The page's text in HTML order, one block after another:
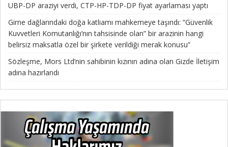
UBP-DP araziyi verdi, CTP-HP-TDP-DP fiyat ayarlaması yaptı
Girne dağlarındaki doğa katliamı mahkemeye taşındı: “Güvenlik
Kuvvetleri Komutanlığı’nın tahsisinde olan” bir arazinin hangi
belirsiz maksatla özel bir şirkete verildiği merak konusu”
Sözleşme, Mors Ltd’nin sahibinin kızının adına olan Gizde İletişim
adına hazırlandı